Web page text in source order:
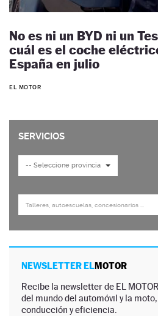
No es ni un BYD ni un
cuál es el coche
España en julio
EL MOTOR
NEWSLETTER ELMOTOR
Recibe la newsletter de EL
del mundo del automóvil y la
conducción y eficiencia.